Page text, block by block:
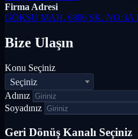
Firma Adresi
GÖKSU MAH. 6806 SK. NO:3A
Bize Ulaşın
Konu Seçiniz
Seçiniz
Adınız
Soyadınız
Geri Dönüş Kanalı Seçiniz